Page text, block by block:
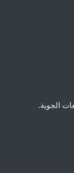
الجوية.